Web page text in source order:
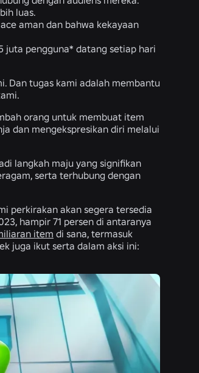
luas.
aman dan bahwa kekayaan
juta pengguna* datang setiap hari
Dan tugas kami adalah membantu
orang untuk membuat item
dan mengekspresikan diri melalui
langkah maju yang signifikan
serta terhubung dengan
perkirakan akan segera tersedia
hampir 71 persen di antaranya
item di sana, termasuk
juga ikut serta dalam aksi ini: